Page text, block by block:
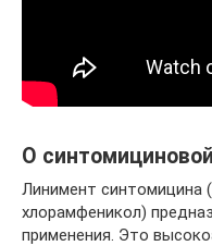
О
Линимент
хлорамфеникол)
применения. Это